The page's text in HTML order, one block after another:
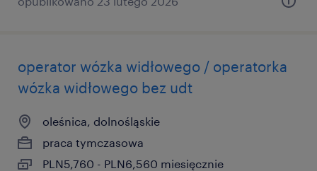
operator wózka widłowego / operatorka
wózka widłowego bez udt
oleśnica, dolnośląskie
praca tymczasowa
PLN5,760 - PLN6,560 miesięcznie